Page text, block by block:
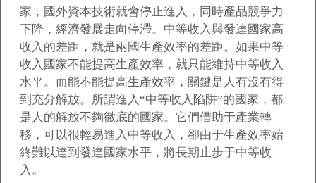
家，國外資本技術就會停止進入，同時產品競爭力
下降，經濟發展走向停滯。中等收入與發達國家高
收入的差距，就是兩國生產效率的差距。如果中等
收入國家不能提高生產效率，就只能維持中等收入
水平。而能不能提高生產效率，關鍵是人有沒有得
到充分解放。所謂進入“中等收入陷阱”的國家，都
是人的解放不夠徹底的國家。它們借助于產業轉
移，可以很輕易進入中等收入，卻由于生產效率始
終難以達到發達國家水平，將長期止步于中等收
入。